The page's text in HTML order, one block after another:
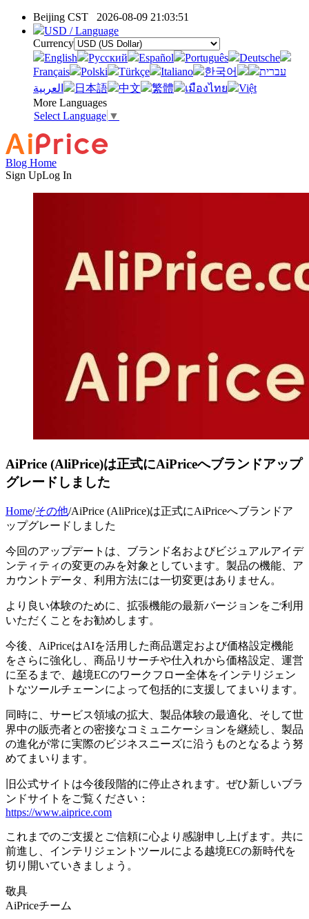
Beijing CST 2026-08-09 21:03:51
USD / Language
Currency
English
Pусский Español Português
Deutsche
Français
Polski Türkçe Italiano 한국어
עברית
العربية
日本語 中文 繁體 เมืองไทย
Việt
More Languages
Select Language ▼
Blog Home
Sign UpLog In
AiPrice (AliPrice)は正式にAiPriceへブランドアップ
グレードしました
Home/その他/AiPrice (AliPrice)は正式にAiPriceへブランドア
ップグレードしました
今回のアップデートは、ブランド名およびビジュアルアイデ
ンティティの変更のみを対象としています。製品の機能、ア
カウントデータ、利用方法には一切変更はありません。
より良い体験のために、拡張機能の最新バージョンをご利用
いただくことをお勧めします。
今後、AiPriceはAIを活用した商品選定および価格設定機能
をさらに強化し、商品リサーチや仕入れから価格設定、運営
に至るまで、越境ECのワークフロー全体をインテリジェン
トなツールチェーンによって包括的に支援してまいります。
同時に、サービス領域の拡大、製品体験の最適化、そして世
界中の販売者との密接なコミュニケーションを継続し、製品
の進化が常に実際のビジネスニーズに沿うものとなるよう努
めてまいります。
旧公式サイトは今後段階的に停止されます。ぜひ新しいブラ
ンドサイトをご覧ください：
https://www.aiprice.com
これまでのご支援とご信頼に心より感謝申し上げます。共に
前進し、インテリジェントツールによる越境ECの新時代を
切り開いていきましょう。
敬具
AiPriceチーム